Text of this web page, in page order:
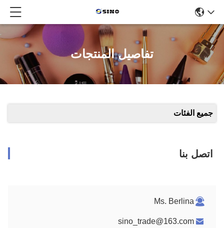
تفاصيل المنتجات
جميع الفئات
اتصل بنا
Ms. Berlina
sino_trade@163.com